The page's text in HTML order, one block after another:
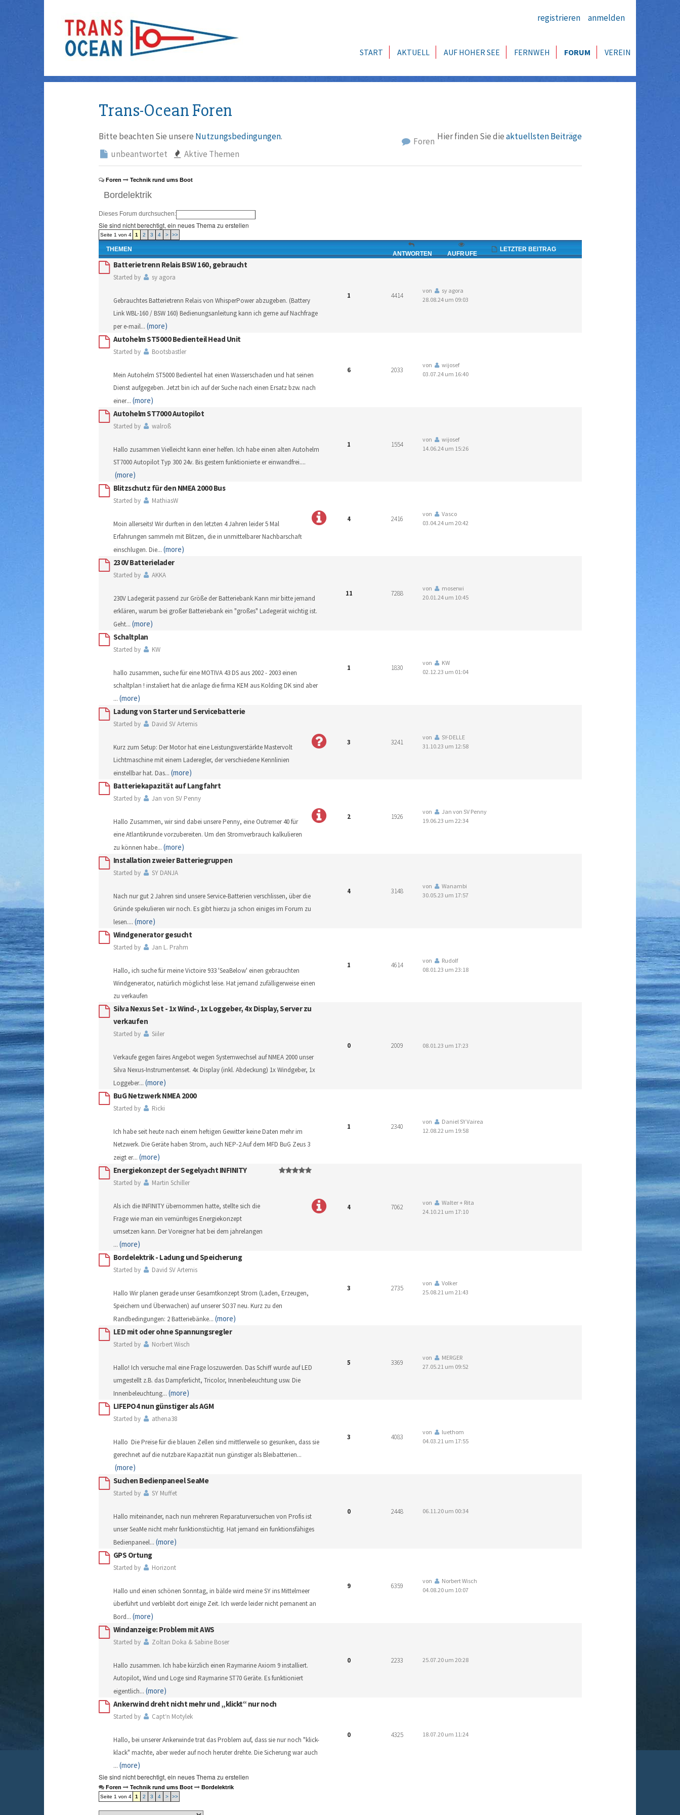
registrieren anmelden
START AKTUELL AUF HOHER SEE FERNWEH FORUM VEREIN
Trans-Ocean Foren
Bitte beachten Sie unsere Nutzungsbedingungen. Hier finden Sie dieaktuellsten Beiträge
Foren
unbeantwortet
Aktive Themen
Foren Technik rund ums Boot
Bordelektrik
Dieses Forum durchsuchen:
Sie sind nicht berechtigt, ein neues Thema zu erstellen
Seite 1 von 4 1 2 3 4 > >>
THEMEN
ANTWORTEN AUFRUFE
LETZTER BEITRAG
Batterietrenn Relais BSW 160, gebraucht
Started by sy agora
Gebrauchtes Batterietrenn Relais von WhisperPower abzugeben. (Battery
Link WBL-160 / BSW 160) Bedienungsanleitung kann ich gerne auf Nachfrage
per e-mail... (more)
1 4414
von
sy agora
28.08.24 um 09:03
Autohelm ST5000 Bedienteil Head Unit
Started by Bootsbastler
Mein Autohelm ST5000 Bedienteil hat einen Wasserschaden und hat seinen
Dienst aufgegeben. Jetzt bin ich auf der Suche nach einen Ersatz bzw. nach
einer... (more)
6 2033
von
wijosef
03.07.24 um 16:40
Autohelm ST7000 Autopilot
Started by walroß
Hallo zusammen Vielleicht kann einer helfen. Ich habe einen alten Autohelm
ST7000 Autopilot Typ 300 24v. Bis gestern funktionierte er einwandfrei....
(more)
1 1554
von
wijosef
14.06.24 um 15:26
Blitzschutz für den NMEA 2000 Bus
Started by MathiasW
Moin allerseits! Wir durften in den letzten 4 Jahren leider 5 Mal
Erfahrungen sammeln mit Blitzen, die in unmittelbarer Nachbarschaft
einschlugen. Die... (more)
4 2416
von
Vasco
03.04.24 um 20:42
230V Batterielader
Started by AKKA
230V Ladegerät passend zur Größe der Batteriebank Kann mir bitte jemand
erklären, warum bei großer Batteriebank ein "großes" Ladegerät wichtig ist.
Geht... (more)
11 7288
von
moserwi
20.01.24 um 10:45
Schaltplan
Started by KW
hallo zusammen, suche für eine MOTIVA 43 DS aus 2002 - 2003 einen
schaltplan ! instaliert hat die anlage die firma KEM aus Kolding DK sind aber
... (more)
1 1830
von
KW
02.12.23 um 01:04
Ladung von Starter und Servicebatterie
Started by David SV Artemis
Kurz zum Setup: Der Motor hat eine Leistungsverstärkte Mastervolt
Lichtmaschine mit einem Laderegler, der verschiedene Kennlinien
einstellbar hat. Das... (more)
3 3241
von
SY-DELLE
31.10.23 um 12:58
Batteriekapazität auf Langfahrt
Started by Jan von SV Penny
Hallo Zusammen, wir sind dabei unsere Penny, eine Outremer 40 für
eine Atlantikrunde vorzubereiten. Um den Stromverbrauch kalkulieren
zu können habe... (more)
2 1926
von
Jan von SV Penny
19.06.23 um 22:34
Installation zweier Batteriegruppen
Started by SY DANJA
Nach nur gut 2 Jahren sind unsere Service-Batterien verschlissen, über die
Gründe spekulieren wir noch. Es gibt hierzu ja schon einiges im Forum zu
lesen.... (more)
4 3148
von
Wanambi
30.05.23 um 17:57
Windgenerator gesucht
Started by Jan L. Prahm
Hallo, ich suche für meine Victoire 933 'SeaBelow' einen gebrauchten
Windgenerator, natürlich möglichst leise. Hat jemand zufälligerweise einen
zu verkaufen
1 4614
von
Rudolf
08.01.23 um 23:18
Silva Nexus Set - 1x Wind-, 1x Loggeber, 4x Display, Server zu
verkaufen
Started by Siiler
Verkaufe gegen faires Angebot wegen Systemwechsel auf NMEA 2000 unser
Silva Nexus-Instrumentenset. 4x Display (inkl. Abdeckung) 1x Windgeber, 1x
Loggeber... (more)
0 2009 08.01.23 um 17:23
BuG Netzwerk NMEA 2000
Started by Ricki
Ich habe seit heute nach einem heftigen Gewitter keine Daten mehr im
Netzwerk. Die Geräte haben Strom, auch NEP-2.Auf dem MFD BuG Zeus 3
zeigt er... (more)
1 2340
von
Daniel SY Vairea
12.08.22 um 19:58
Energiekonzept der Segelyacht INFINITY
Started by Martin Schiller
Als ich die INFINITY übernommen hatte, stellte sich die
Frage wie man ein vernünftiges Energiekonzept
umsetzen kann. Der Voreigner hat bei dem jahrelangen
... (more)
4 7062
von
Walter + Rita
24.10.21 um 17:10
Bordelektrik - Ladung und Speicherung
Started by David SV Artemis
Hallo Wir planen gerade unser Gesamtkonzept Strom (Laden, Erzeugen,
Speichern und Überwachen) auf unserer SO37 neu. Kurz zu den
Randbedingungen: 2 Batteriebänke... (more)
3 2735
von
Volker
25.08.21 um 21:43
LED mit oder ohne Spannungsregler
Started by Norbert Wisch
Hallo! Ich versuche mal eine Frage loszuwerden. Das Schiff wurde auf LED
umgestellt z.B. das Dampferlicht, Tricolor, Innenbeleuchtung usw. Die
Innenbeleuchtung... (more)
5 3369
von
MERGER
27.05.21 um 09:52
LIFEPO4 nun günstiger als AGM
Started by athena38
Hallo Die Preise für die blauen Zellen sind mittlerweile so gesunken, dass sie
gerechnet auf die nutzbare Kapazität nun günstiger als Bleibatterien...
(more)
3 4083
von
luethom
04.03.21 um 17:55
Suchen Bedienpaneel SeaMe
Started by SY Muffet
Hallo miteinander, nach nun mehreren Reparaturversuchen von Profis ist
unser SeaMe nicht mehr funktionstüchtig. Hat jemand ein funktionsfähiges
Bedienpaneel... (more)
0 2448 06.11.20 um 00:34
GPS Ortung
Started by Horizont
Hallo und einen schönen Sonntag, in bälde wird meine SY ins Mittelmeer
überführt und verbleibt dort einige Zeit. Ich werde leider nicht pernanent an
Bord... (more)
9 6359
von
Norbert Wisch
04.08.20 um 10:07
Windanzeige: Problem mit AWS
Started by Zoltan Doka & Sabine Boser
Hallo zusammen. Ich habe kürzlich einen Raymarine Axiom 9 installiert.
Autopilot, Wind und Loge sind Raymarine ST70 Geräte. Es funktioniert
eigentlich... (more)
0 2233 25.07.20 um 20:28
Ankerwind dreht nicht mehr und „klickt“ nur noch
Started by Capt‘n Motylek
Hallo, bei unserer Ankerwinde trat das Problem auf, dass sie nur noch "klick-
klack" machte, aber weder auf noch heruter drehte. Die Sicherung war auch
... (more)
0 4325 18.07.20 um 11:24
Sie sind nicht berechtigt, ein neues Thema zu erstellen
Foren Technik rund ums Boot Bordelektrik
Seite 1 von 4 1 2 3 4 > >>